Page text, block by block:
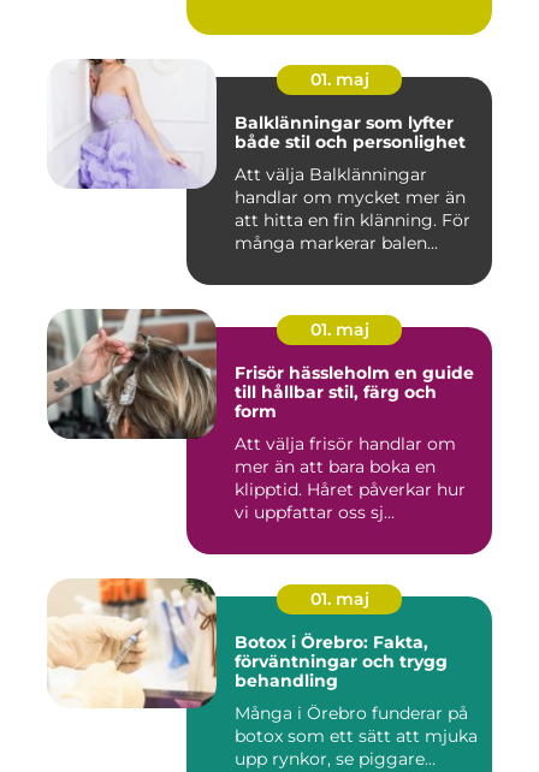
01. maj
Balklänningar som lyfter
både stil och personlighet
Att välja Balklänningar
handlar om mycket mer än
att hitta en fin klänning. För
många markerar balen...
01. maj
Frisör hässleholm en guide
till hållbar stil, färg och
form
Att välja frisör handlar om
mer än att bara boka en
klipptid. Håret påverkar hur
vi uppfattar oss sj...
01. maj
Botox i Örebro: Fakta,
förväntningar och trygg
behandling
Många i Örebro funderar på
botox som ett sätt att mjuka
upp rynkor, se piggare...